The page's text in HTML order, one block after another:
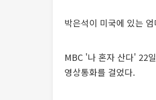
박은석이 미국에 있는
MBC '나 혼자 산다' 22
영상통화를 걸었다.